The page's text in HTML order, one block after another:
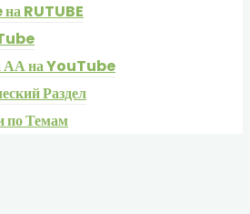
RUTUBE
АА на YouTube
Раздел
по Темам